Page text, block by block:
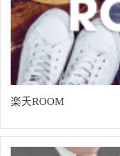
楽天ROOM